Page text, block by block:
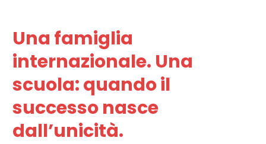
Una famiglia
internazionale. Una
scuola: quando il
successo nasce
dall’unicità.